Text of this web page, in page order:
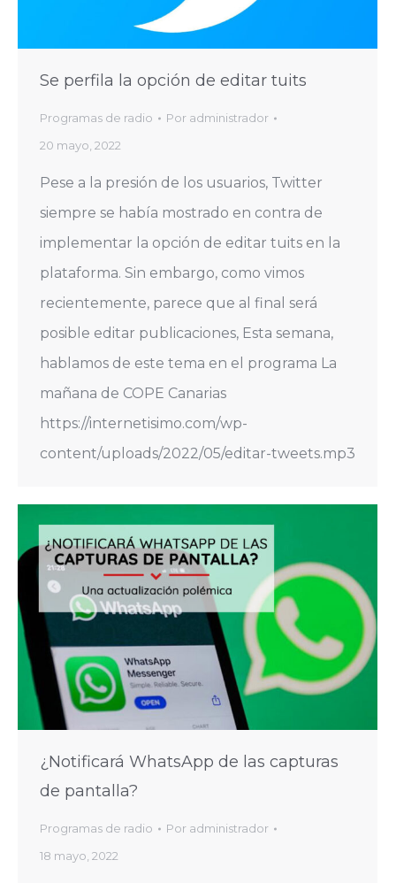
Se perfila la opción de editar tuits
Programas de radio Por administrador
20 mayo, 2022
Pese a la presión de los usuarios, Twitter
siempre se había mostrado en contra de
implementar la opción de editar tuits en la
plataforma. Sin embargo, como vimos
recientemente, parece que al final será
posible editar publicaciones, Esta semana,
hablamos de este tema en el programa La
mañana de COPE Canarias
https://internetisimo.com/wp-
content/uploads/2022/05/editar-tweets.mp3
¿Notificará WhatsApp de las capturas
de pantalla?
Programas de radio Por administrador
18 mayo, 2022